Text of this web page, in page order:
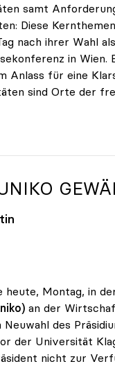
samt
Diese
nach ihrer Wahl
in Wien.
Anlass für eine
sind Orte der
heute, Montag, in
an der
des
der Universität
nicht zur